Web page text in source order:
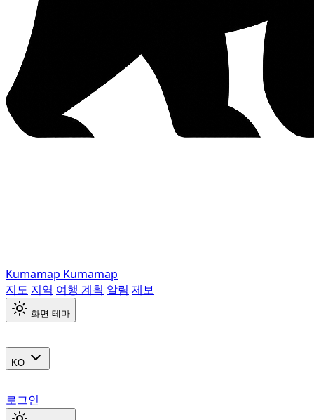
Kumamap Kumamap
지도 지역 여행 계획 알림 제보
화면 테마
KO
로그인